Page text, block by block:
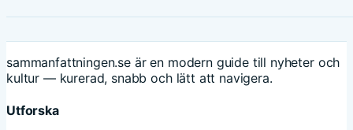
sammanfattningen.se är en modern guide till nyheter och
kultur — kurerad, snabb och lätt att navigera.
Utforska